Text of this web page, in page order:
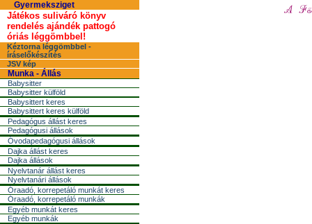
Gyermeksziget
Játékos suliváró könyv
rendelés ajándék pattogó
óriás léggömbbel!
Kéztorna léggömbbel -
íráselőkészítés
JSV kép
Munka - Állás
Babysitter
Babysitter külföld
Babysittert keres
Babysittert keres külföld
Pedagógus állást keres
Pedagógusi állások
Óvodapedagógusi állások
Dajka állást keres
Dajka állások
Nyelvtanár állást keres
Nyelvtanári állások
Óraadó, korrepetáló munkát keres
Óraadó, korrepetáló munkák
Egyéb munkát keres
Egyéb munkák